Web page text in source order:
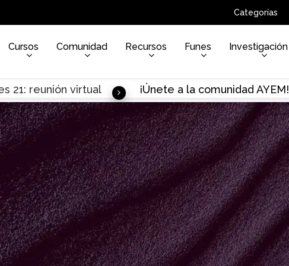
Categorías
Cursos Comunidad Recursos Funes Investigación
21: reunión virtual ¡Únete a la comunidad AYEM!